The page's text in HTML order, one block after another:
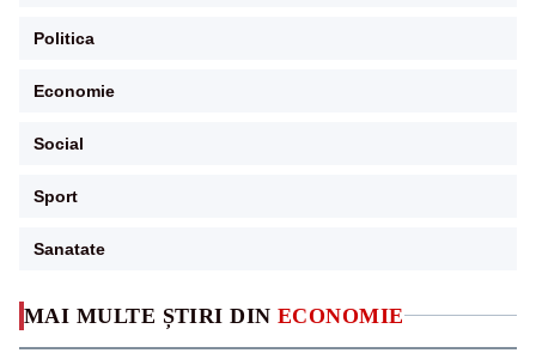
MAI MULTE ȘTIRI DIN ECONOMIE
Politica
Economie
Social
Sport
Sanatate